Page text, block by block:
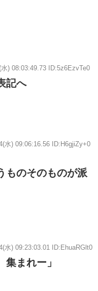
) 08:03:49.73 ID:5z6EzvTe0
記へ
水) 09:06:16.56 ID:H6gjiZy+0
ものそのものが派
水) 09:23:03.01 ID:EhuaRGlt0
まれー」